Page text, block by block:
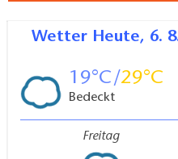
Wetter Heute, 6.
19 29
Bedeckt
Freitag